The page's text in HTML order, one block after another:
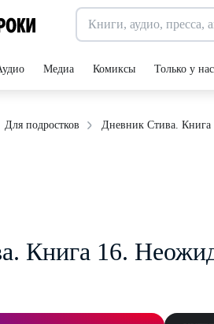
Медиа Комиксы Только у нас
Для подростков Дневник Стива. Книга
Книга 16.